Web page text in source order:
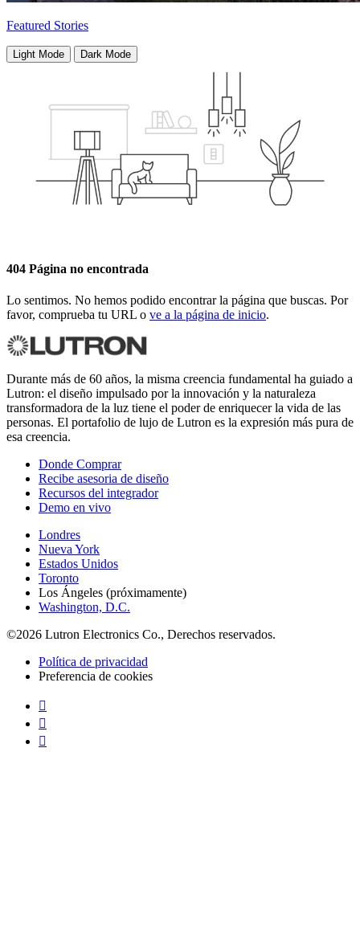
Featured Stories
Light Mode Dark Mode
404 Página no encontrada
Lo sentimos. No hemos podido encontrar la página que buscas. Por
favor, comprueba tu URL o ve a la página de inicio.
Durante más de 60 años, la misma creencia fundamental ha guiado a
Lutron: el diseño impulsado por la innovación y la naturaleza
transformadora de la luz tiene el poder de enriquecer la vida de las
personas. El portafolio de lujo de Lutron es la expresión más pura de
esa creencia.
Donde Comprar
Recibe asesoria de diseño
Recursos del integrador
Demo en vivo
Londres
Nueva York
Estados Unidos
Toronto
Los Ángeles (próximamente)
Washington, D.C.
©2026 Lutron Electronics Co., Derechos reservados.
Política de privacidad
Preferencia de cookies